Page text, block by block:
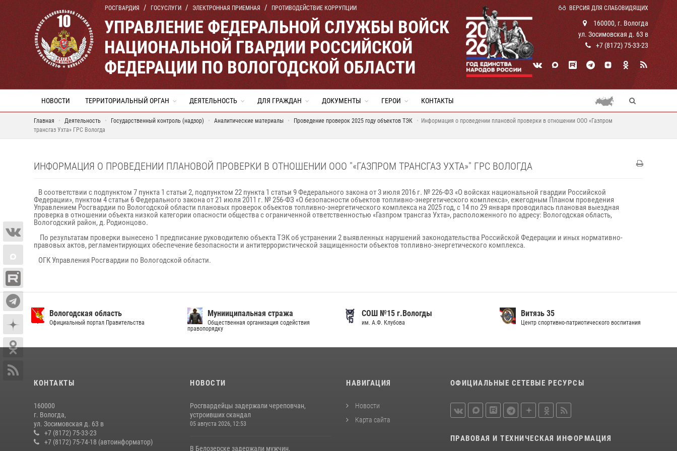
РОСГВАРДИЯ ГОСУСЛУГИ ЭЛЕКТРОННАЯ ПРИЕМНАЯ ПРОТИВОДЕЙСТВИЕ КОРРУПЦИИ ВЕРСИЯ ДЛЯ СЛАБОВИДЯЩИХ
УПРАВЛЕНИЕ ФЕДЕРАЛЬНОЙ СЛУЖБЫ ВОЙСК
НАЦИОНАЛЬНОЙ ГВАРДИИ РОССИЙСКОЙ
ФЕДЕРАЦИИ ПО ВОЛОГОДСКОЙ ОБЛАСТИ
160000, г. Вологда
ул. Зосимовская д. 63 в
+7 (8172) 75-33-23
НОВОСТИ ТЕРРИТОРИАЛЬНЫЙ ОРГАН ДЕЯТЕЛЬНОСТЬ ДЛЯ ГРАЖДАН ДОКУМЕНТЫ ГЕРОИ КОНТАКТЫ
Главная Деятельность Государственный контроль (надзор) Аналитические материалы Проведение проверок 2025 году объектов ТЭК
Информация о проведении плановой проверки в отношении ООО «Газпром
трансгаз Ухта» ГРС Вологда
ИНФОРМАЦИЯ О ПРОВЕДЕНИИ ПЛАНОВОЙ ПРОВЕРКИ В ОТНОШЕНИИ ООО "«ГАЗПРОМ ТРАНСГАЗ УХТА»" ГРС ВОЛОГДА
В соответствии с подпунктом 7 пункта 1 статьи 2, подпунктом 22 пункта 1 статьи 9 Федерального закона от 3 июля 2016 г. № 226-ФЗ «О войсках национальной гвардии Российской
Федерации», пунктом 4 статьи 6 Федерального закона от 21 июля 2011 г. № 256-ФЗ «О безопасности объектов топливно-энергетического комплекса», ежегодным Планом проведения
Управлением Росгвардии по Вологодской области плановых проверок объектов топливно-энергетического комплекса на 2025 год, с 14 по 29 января проводилась плановая выездная
проверка в отношении объекта низкой категории опасности общества с ограниченной ответственностью «Газпром трансгаз Ухта», расположенного по адресу: Вологодская область,
Вологодский район, д. Родионцово.
По результатам проверки вынесено 1 предписание руководителю объекта ТЭК об устранении 2 выявленных нарушений законодательства Российской Федерации и иных нормативно-
правовых актов, регламентирующих обеспечение безопасности и антитеррористической защищенности объектов топливно-энергетического комплекса.
ОГК Управления Росгвардии по Вологодской области.
Вологодская область
Официальный портал Правительства
Мунииципальная стража
Общественная организация содействия
правопорядку
СОШ №15 г.Вологды
им. А.Ф. Клубова
Витязь 35
Центр спортивно-патриотического воспитания
КОНТАКТЫ
160000
г. Вологда,
ул. Зосимовская д. 63 в
+7 (8172) 75-33-23
+7 (8172) 75-74-18 (автоинформатор)
НОВОСТИ
Росгвардейцы задержали череповчан,
устроивших скандал
05 августа 2026, 12:53
В Белозерске задержали мужчин,
НАВИГАЦИЯ
Новости
Карта сайта
ОФИЦИАЛЬНЫЕ СЕТЕВЫЕ РЕСУРСЫ
ПРАВОВАЯ И ТЕХНИЧЕСКАЯ ИНФОРМАЦИЯ